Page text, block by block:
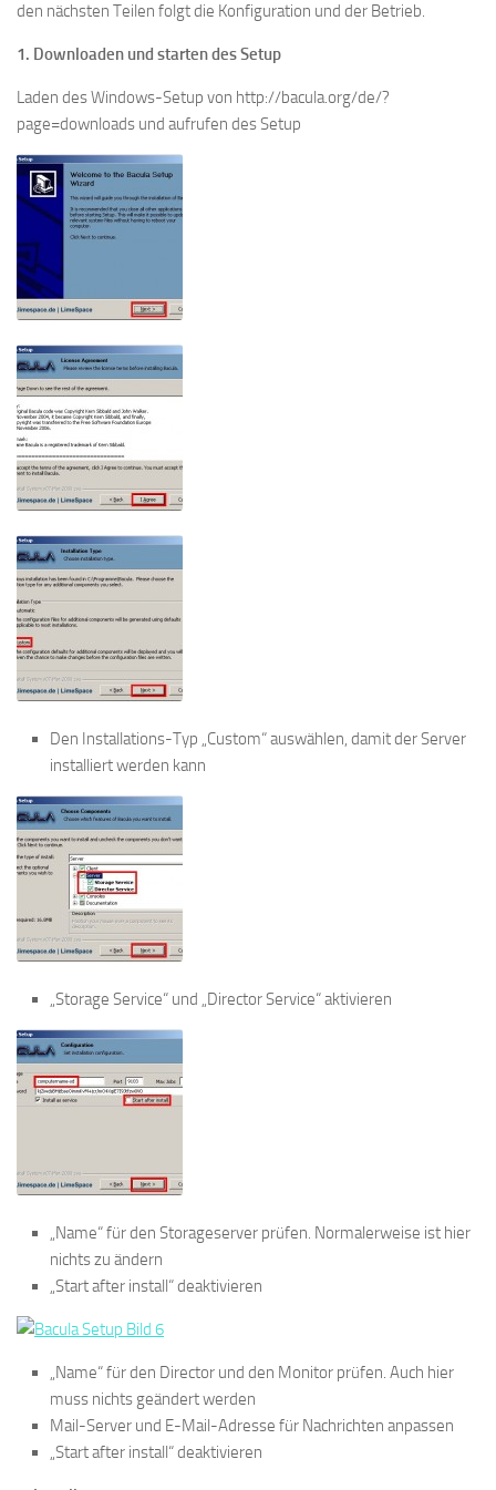
den nächsten Teilen folgt die Konfiguration und der Betrieb.
1. Downloaden und starten des Setup
Laden des Windows-Setup von http://bacula.org/de/?
page=downloads und aufrufen des Setup
Den Installations-Typ „Custom“ auswählen, damit der Server
installiert werden kann
„Storage Service“ und „Director Service“ aktivieren
„Name“ für den Storageserver prüfen. Normalerweise ist hier
nichts zu ändern
„Start after install“ deaktivieren
„Name“ für den Director und den Monitor prüfen. Auch hier
muss nichts geändert werden
Mail-Server und E-Mail-Adresse für Nachrichten anpassen
„Start after install“ deaktivieren